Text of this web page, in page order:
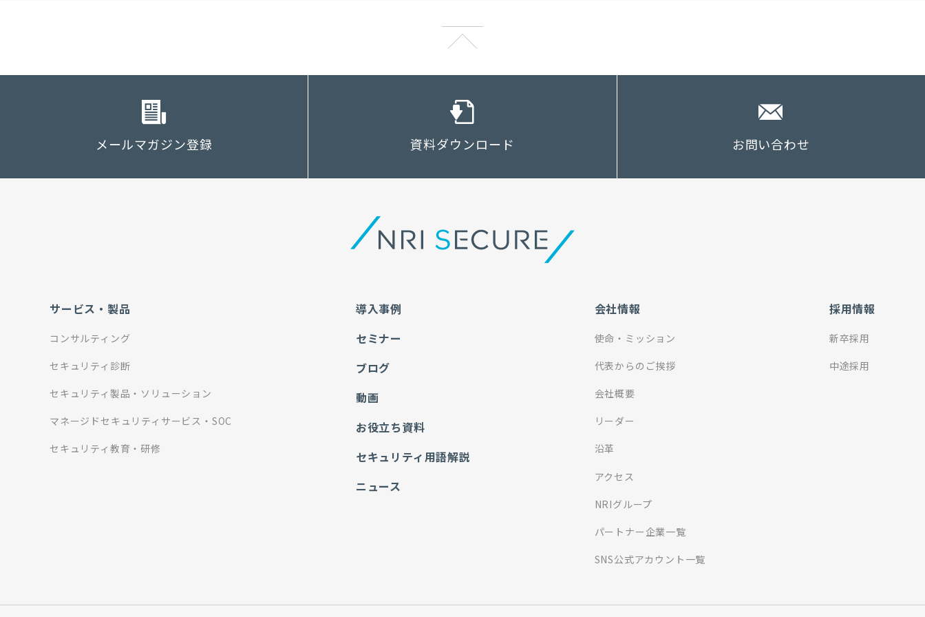
メールマガジン登録 資料ダウンロード お問い合わせ
サービス・製品
コンサルティング
セキュリティ診断
セキュリティ製品・ソリューション
マネージドセキュリティサービス・SOC
セキュリティ教育・研修
導入事例
セミナー
ブログ
動画
お役立ち資料
セキュリティ用語解説
ニュース
会社情報
使命・ミッション
代表からのご挨拶
会社概要
リーダー
沿革
アクセス
NRIグループ
パートナー企業一覧
SNS公式アカウント一覧
採用情報
新卒採用
中途採用